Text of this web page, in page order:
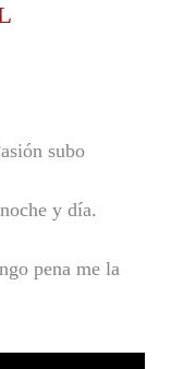
subo
y día.
pena me la